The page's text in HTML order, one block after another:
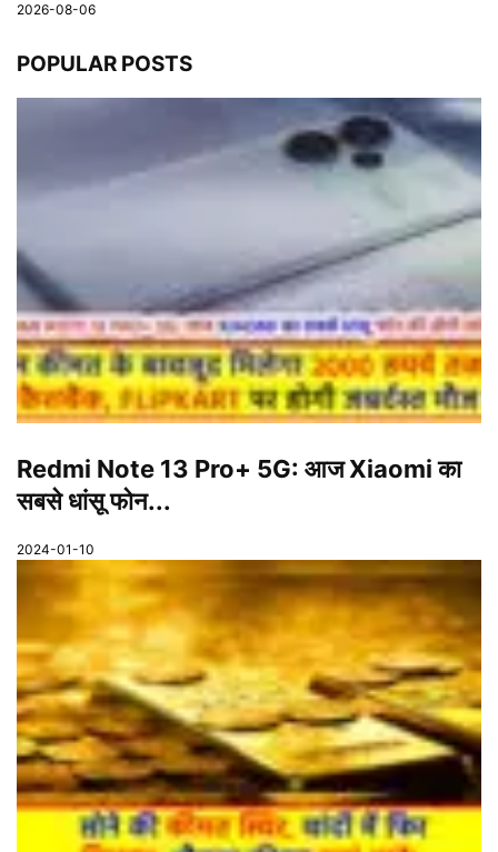
2026-08-06
POPULAR POSTS
Redmi Note 13 Pro+ 5G: आज Xiaomi का
सबसे धांसू फोन...
2024-01-10